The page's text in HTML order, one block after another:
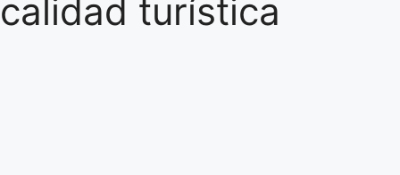
calidad turística